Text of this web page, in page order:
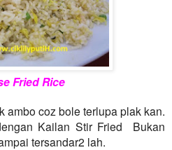
Fried Rice
ambo coz bole terlupa plak kan.
Kailan Stir Fried Bukan
tersandar2 lah.